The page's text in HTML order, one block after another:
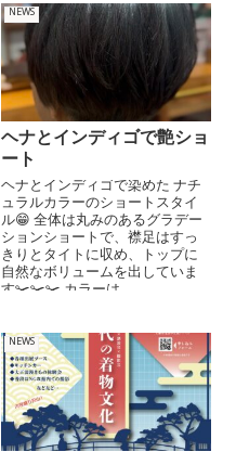
NEWS
ヘナとインディゴで艶ショ
ート
ヘナとインディゴで染めた ナチ
ュラルカラーのショートスタイ
ル😁 全体は丸みのあるグラデー
ションショートで、襟足はすっ
きりとタイトに収め、トップに
自然なボリュームを出していま
す✂️✂️✂️ カラーは...
NEWS